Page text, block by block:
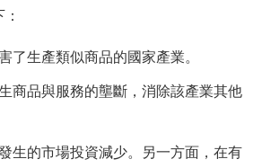
了生產類似商品的國家產業。
商品與服務的壟斷，消除該產業其他
發生的市場投資減少。另一方面，在有